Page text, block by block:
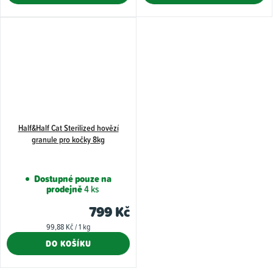
Half&Half Cat Sterilized hovězí
granule pro kočky 8kg
Dostupné pouze na
prodejně4 ks
799 Kč
Měrná
99,88 Kč / 1 kg
DO KOŠÍKU